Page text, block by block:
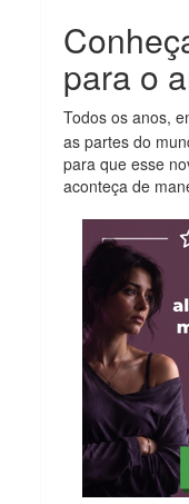
para o
Todos os anos,
as partes do
para que esse
aconteça de